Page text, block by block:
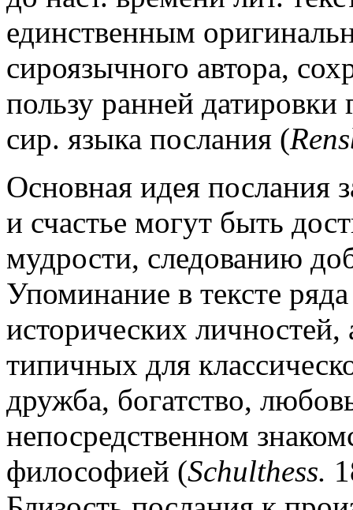
единственным
сироязычного автора,
пользу ранней датировки
сир. языка послания (
Основная идея послания
и счастье могут быть
мудрости, следованию
Упоминание в тексте
исторических личностей,
типичных для
дружба, богатство,
непосредственном
философией (Schulthess.